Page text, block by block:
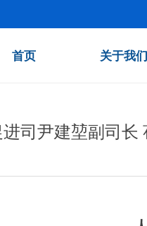
首页 关于我
进司尹建堃副司